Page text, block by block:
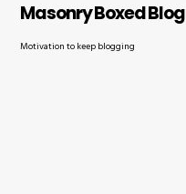
Masonry Boxed Blog
Motivation to keep blogging